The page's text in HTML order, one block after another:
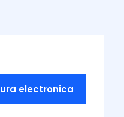
electronica